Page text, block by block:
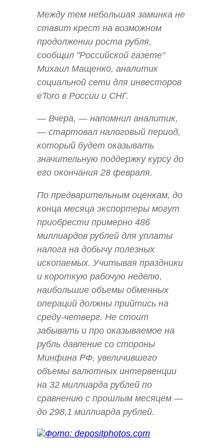
Между тем небольшая заминка не
ставит крест на возможном
продолжении роста рубля,
сообщил "Российской газете"
Михаил Мащенко, аналитик
социальной сети для инвесторов
eToro в России и СНГ.
— Вчера, — напомнил аналитик,
— стартовал налоговый период,
который будет оказывать
значительную поддержку курсу до
его окончания 28 февраля.
По предварительным оценкам, до
конца месяца экспортеры могут
приобрести примерно 486
миллиардов рублей для уплаты
налога на добычу полезных
ископаемых. Учитывая праздники
и короткую рабочую неделю,
наибольшие объемы обменных
операций должны прийтись на
среду-четверг. Не стоит
забывать и про оказываемое на
рубль давление со стороны
Минфина РФ, увеличившего
объемы валютных интервенции
на 32 миллиарда рублей по
сравнению с прошлым месяцем —
до 298,1 миллиарда рублей.